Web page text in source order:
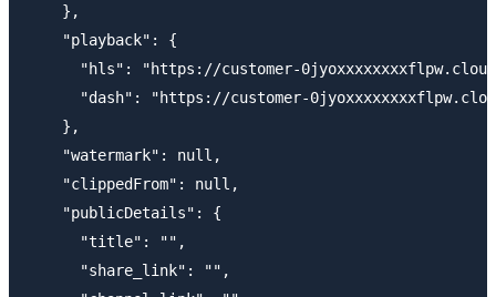
    },
    "playback": {
"hls": "https://customer-
"dash": "https://customer-
    },
    "watermark": null,
    "clippedFrom": null,
    "publicDetails": {
      "title": "",
      "share_link": "",